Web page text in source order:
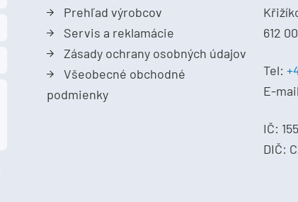
Prehľad výrobcov
Servis a reklamácie
Zásady ochrany osobných údajov
Všeobecné obchodné
podmienky
612
Tel:
E-
IČ:
DIČ: